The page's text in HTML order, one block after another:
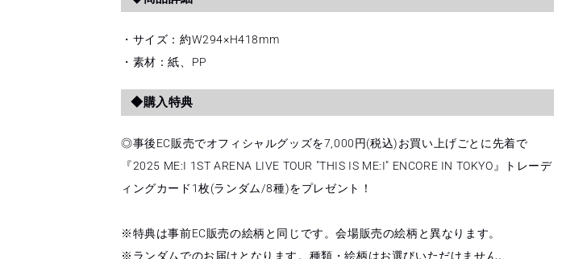
・サイズ：約W294×H418mm
・素材：紙、PP
◆購入特典
◎事後EC販売でオフィシャルグッズを7,000円(税込)お買い上げごとに先着で
『2025 ME:I 1ST ARENA LIVE TOUR "THIS IS ME:I" ENCORE IN TOKYO』トレーデ
ィングカード1枚(ランダム/8種)をプレゼント！
※特典は事前EC販売の絵柄と同じです。会場販売の絵柄と異なります。
※ランダムでのお届けとなります。種類・絵柄はお選びいただけません。